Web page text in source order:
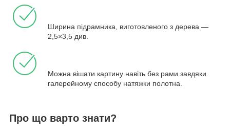
Ширина підрамника, виготовленого з дерева —
2,5×3,5 див.
Можна вішати картину навіть без рами завдяки
галерейному способу натяжки полотна.
Про що варто знати?